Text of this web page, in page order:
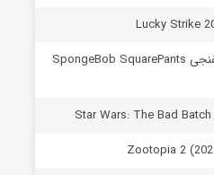
دانلود فصل پانزدهم باب اسفنجی SpongeBob SquarePants